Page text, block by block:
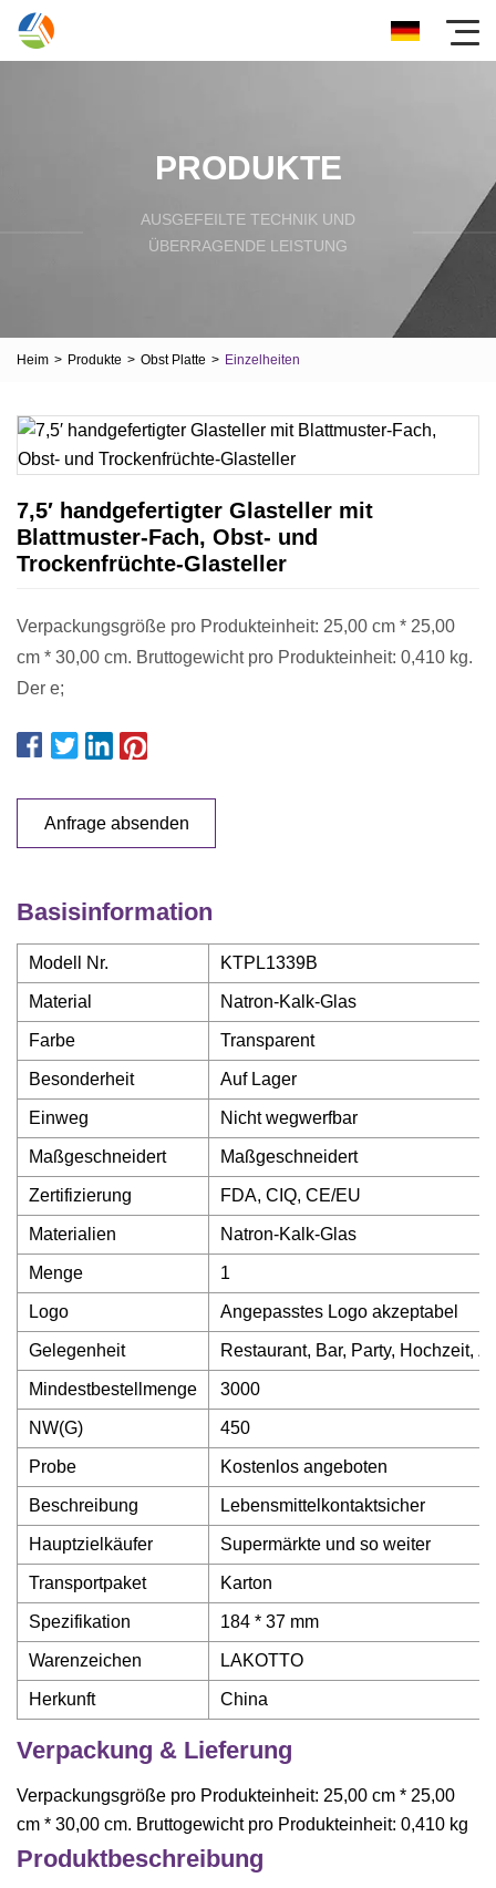
PRODUKTE
AUSGEFEILTE TECHNIK UND
ÜBERRAGENDE LEISTUNG
Heim > Produkte > Obst Platte > Einzelheiten
7,5′ handgefertigter Glasteller mit
Blattmuster-Fach, Obst- und
Trockenfrüchte-Glasteller
Verpackungsgröße pro Produkteinheit: 25,00 cm * 25,00
cm * 30,00 cm. Bruttogewicht pro Produkteinheit: 0,410 kg.
Der e;
Anfrage absenden
Basisinformation
Modell Nr. KTPL1339B
Material Natron-Kalk-Glas
Farbe Transparent
Besonderheit Auf Lager
Einweg Nicht wegwerfbar
Maßgeschneidert Maßgeschneidert
Zertifizierung FDA, CIQ, CE/EU
Materialien Natron-Kalk-Glas
Menge 1
Logo Angepasstes Logo akzeptabel
Gelegenheit Restaurant, Bar, Party, Hochzeit,
Mindestbestellmenge 3000
NW(G) 450
Probe Kostenlos angeboten
Beschreibung Lebensmittelkontaktsicher
Hauptzielkäufer Supermärkte und so weiter
Transportpaket Karton
Spezifikation 184 * 37 mm
Warenzeichen LAKOTTO
Herkunft China
Verpackung & Lieferung
Verpackungsgröße pro Produkteinheit: 25,00 cm * 25,00
cm * 30,00 cm. Bruttogewicht pro Produkteinheit: 0,410 kg
Produktbeschreibung